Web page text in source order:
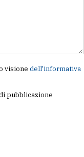
visione dell'informativa
pubblicazione